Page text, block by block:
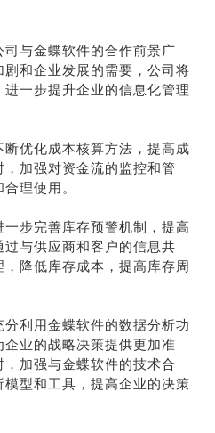
与金蝶软件的合作前景广
和企业发展的需要，公司将
一步提升企业的信息化管理
优化成本核算方法，提高成
加强对资金流的监控和管
理使用。
步完善库存预警机制，提高
与供应商和客户的信息共
降低库存成本，提高库存周
利用金蝶软件的数据分析功
业的战略决策提供更加准
加强与金蝶软件的技术合
型和工具，提高企业的决策